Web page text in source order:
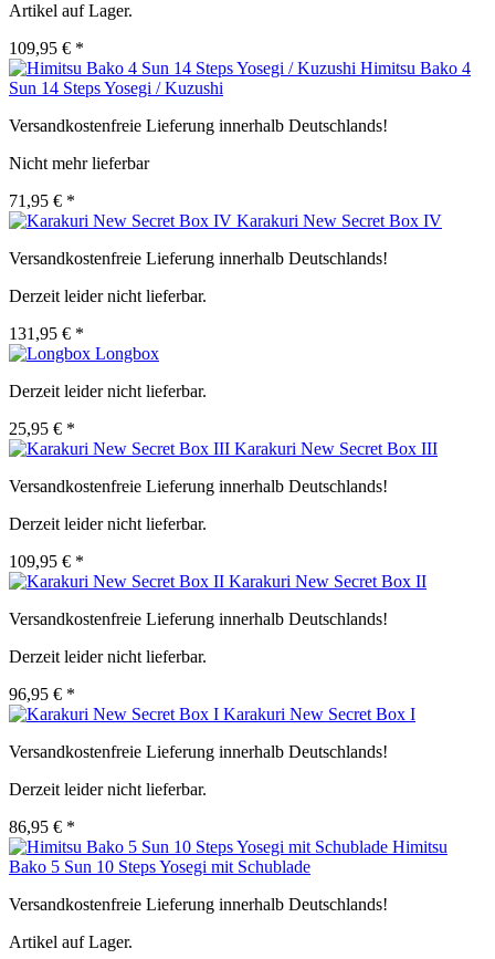
Artikel auf Lager.
109,95 € *
Himitsu Bako 4
Sun 14 Steps Yosegi / Kuzushi
Versandkostenfreie Lieferung innerhalb Deutschlands!
Nicht mehr lieferbar
71,95 € *
Karakuri New Secret Box IV
Versandkostenfreie Lieferung innerhalb Deutschlands!
Derzeit leider nicht lieferbar.
131,95 € *
Longbox
Derzeit leider nicht lieferbar.
25,95 € *
Karakuri New Secret Box III
Versandkostenfreie Lieferung innerhalb Deutschlands!
Derzeit leider nicht lieferbar.
109,95 € *
Karakuri New Secret Box II
Versandkostenfreie Lieferung innerhalb Deutschlands!
Derzeit leider nicht lieferbar.
96,95 € *
Karakuri New Secret Box I
Versandkostenfreie Lieferung innerhalb Deutschlands!
Derzeit leider nicht lieferbar.
86,95 € *
Himitsu
Bako 5 Sun 10 Steps Yosegi mit Schublade
Versandkostenfreie Lieferung innerhalb Deutschlands!
Artikel auf Lager.